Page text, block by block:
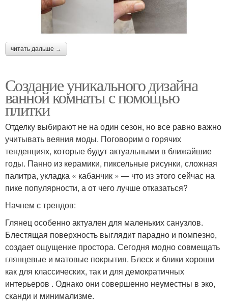
читать дальше →
Создание уникального дизайна
ванной комнаты с помощью
плитки
Отделку выбирают не на один сезон, но все равно важно
учитывать веяния моды. Поговорим о горячих
тенденциях, которые будут актуальными в ближайшие
годы. Панно из керамики, пиксельные рисунки, сложная
палитра, укладка « кабанчик » — что из этого сейчас на
пике популярности, а от чего лучше отказаться?
Начнем с трендов:
Глянец особенно актуален для маленьких санузлов.
Блестящая поверхность выглядит парадно и помпезно,
создает ощущение простора. Сегодня модно совмещать
глянцевые и матовые покрытия. Блеск и блики хороши
как для классических, так и для демократичных
интерьеров . Однако они совершенно неуместны в эко,
сканди и минимализме.